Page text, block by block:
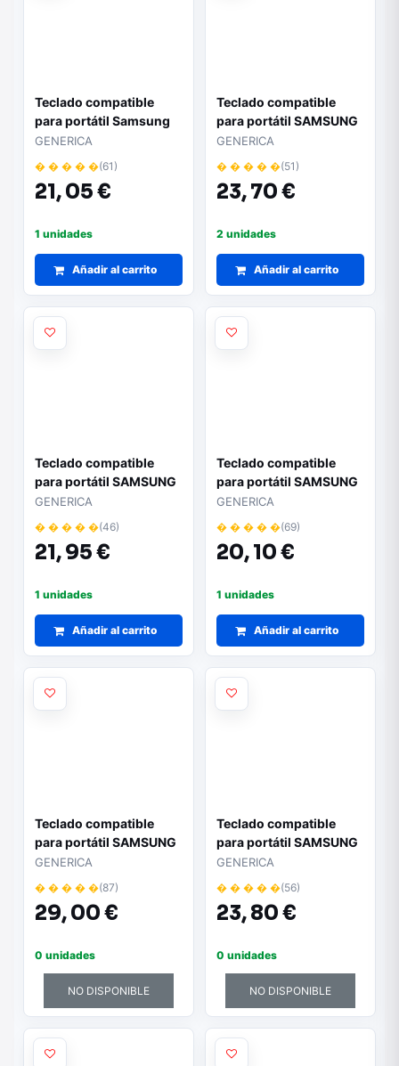
Teclado compatible
para portátil Samsung
NP300 Series - 15.6" |
NP300E/NP300E5A/NP300E5C
| Color negro
GENERICA
� � � � �(61)
21,05 €
1 unidades
Añadir al carrito
Teclado compatible
para portátil SAMSUNG
np915s3g blanco sin
GENERICA
� � � � �(51)
23,70 €
2 unidades
Añadir al carrito
Teclado compatible
para portátil SAMSUNG
R528 / r530 / r540 /
rv510 / r620 / r719 /
p580
GENERICA
� � � � �(46)
21,95 €
1 unidades
Añadir al carrito
Teclado compatible
para portátil SAMSUNG
rv411 / rv412 / rv415 /
rv420 negro
GENERICA
� � � � �(69)
20,10 €
1 unidades
Añadir al carrito
Teclado compatible
para portátil SAMSUNG
n511 / n515/ rv511 /
rc510 / rc520
GENERICA
� � � � �(87)
29,00 €
0 unidades
NO DISPONIBLE
Teclado compatible
para portátil SAMSUNG
np-r540 / ba59-
GENERICA
� � � � �(56)
23,80 €
0 unidades
NO DISPONIBLE